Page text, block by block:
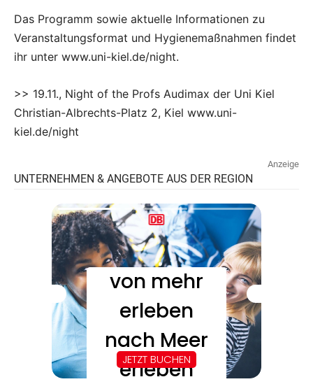
Das Programm sowie aktuelle Informationen zu
Veranstaltungsformat und Hygienemaßnahmen findet
ihr unter www.uni-kiel.de/night.
>> 19.11., Night of the Profs Audimax der Uni Kiel
Christian-Albrechts-Platz 2, Kiel www.uni-
kiel.de/night